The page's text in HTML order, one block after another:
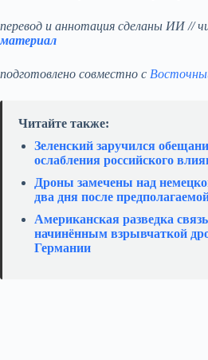
перевод и аннотация сделаны ИИ //
материал
подготовлено совместно с
Читайте также:
Зеленский заручился
ослабления российского
Дроны замечены над
два дня после
Американская разведка
начинённым взрывчаткой
Германии